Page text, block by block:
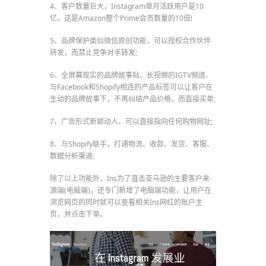
4、客户数量巨大，Instagram单月活跃用户是10
亿，这是Amazon整个Prime会员数量的10倍!
5、品牌保护类似微信原创功能，可以授权合作伙伴
转发，而禁止竞争对手转发;
6、全屏幕现实的品牌故事贴、长视频的IGTV频道、
与Facebook和Shopify相连的产品标签可以让客户在
生动的品牌故事下，不再纠结产品价格，而直接买单;
7、广告形式新颖动人、可以直接指向任何购物网址;
8、与Shopify联手，打通物流、收款、发货、客服、
数据分析渠道;
除了以上功能外，Ins为了直击亚马逊的主要客户来
源端(电脑端)，还专门新增了电脑端功能，让用户在
浏览网页的同时就可以查看相关Ins网红的账户主
页，并点击下单。